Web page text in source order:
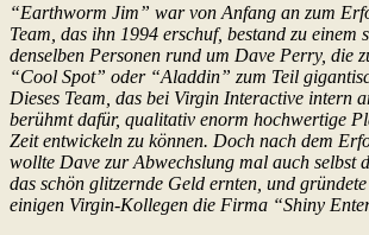
“Earthworm Jim” war von Anfang an zum
Team, das ihn 1994 erschuf, bestand zu einem
denselben Personen rund um Dave Perry, die
“Cool Spot” oder “Aladdin” zum Teil
Dieses Team, das bei Virgin Interactive intern
berühmt dafür, qualitativ enorm hochwertige
Zeit entwickeln zu können. Doch nach dem
wollte Dave zur Abwechslung mal auch selbst
das schön glitzernde Geld ernten, und
einigen Virgin-Kollegen die Firma “Shiny